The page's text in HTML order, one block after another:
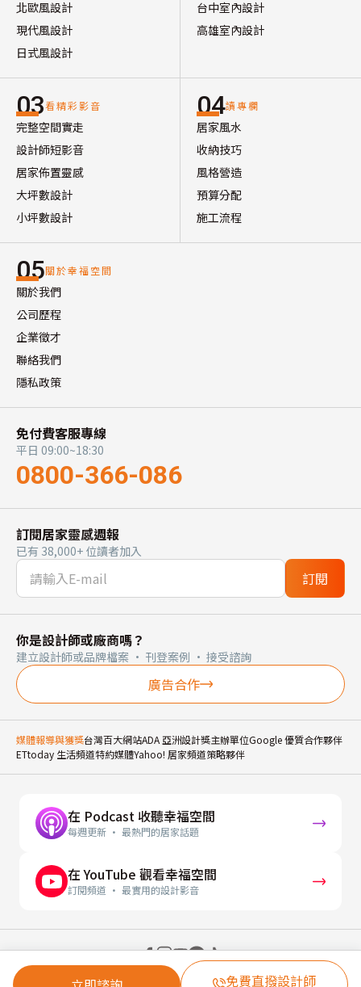
免費直撥設計師
北歐風設計
現代風設計
日式風設計
台中室內設計
高雄室內設計
03看精彩影音
完整空間實走
設計師短影音
居家佈置靈感
大坪數設計
小坪數設計
04讀專欄
居家風水
收納技巧
風格營造
預算分配
施工流程
05關於幸福空間
關於我們
公司歷程
企業徵才
聯絡我們
隱私政策
免付費客服專線
平日 09:00~18:30
0800-366-086
訂閱居家靈感週報
已有 38,000+ 位讀者加入
訂閱
你是設計師或廠商嗎？
建立設計師或品牌檔案 · 刊登案例 · 接受諮詢
廣告合作
媒體報導與獲獎台灣百大網站ADA 亞洲設計獎主辦單位Google 優質合作夥伴
ETtoday 生活頻道特約媒體Yahoo! 居家頻道策略夥伴
在 Podcast 收聽幸福空間
每週更新 · 最熱門的居家話題
在 YouTube 觀看幸福空間
訂閱頻道 · 最實用的設計影音
© 2026 幸福空間 Gorgeous Space Co., Ltd.